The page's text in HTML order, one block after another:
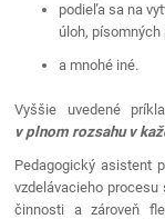
podieľa sa na
úloh, písomných
a mnohé iné.
Vyššie uvedené
v plnom rozsahu v
Pedagogický asistent
vzdelávacieho
činnosti a zároveň